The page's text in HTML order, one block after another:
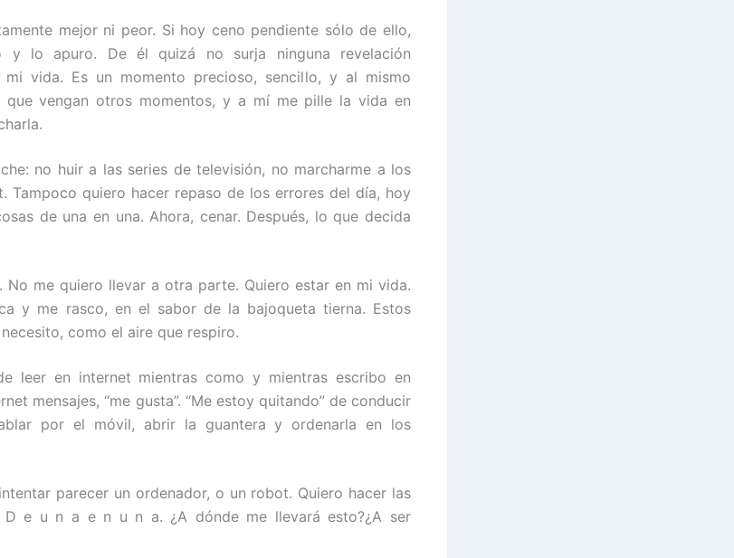
mejor ni peor. Si hoy ceno pendiente sólo de ello,
y lo apuro. De él quizá no surja ninguna revelación
mi vida. Es un momento precioso, sencillo, y al mismo
que vengan otros momentos, y a mí me pille la vida en
no huir a las series de televisión, no marcharme a los
Tampoco quiero hacer repaso de los errores del día, hoy
de una en una. Ahora, cenar. Después, lo que decida
No me quiero llevar a otra parte. Quiero estar en mi vida.
y me rasco, en el sabor de la bajoqueta tierna. Estos
como el aire que respiro.
leer en internet mientras como y mientras escribo en
mensajes, “me gusta”. “Me estoy quitando” de conducir
por el móvil, abrir la guantera y ordenarla en los
parecer un ordenador, o un robot. Quiero hacer las
D e u n a e n u n a. ¿A dónde me llevará esto?¿A ser